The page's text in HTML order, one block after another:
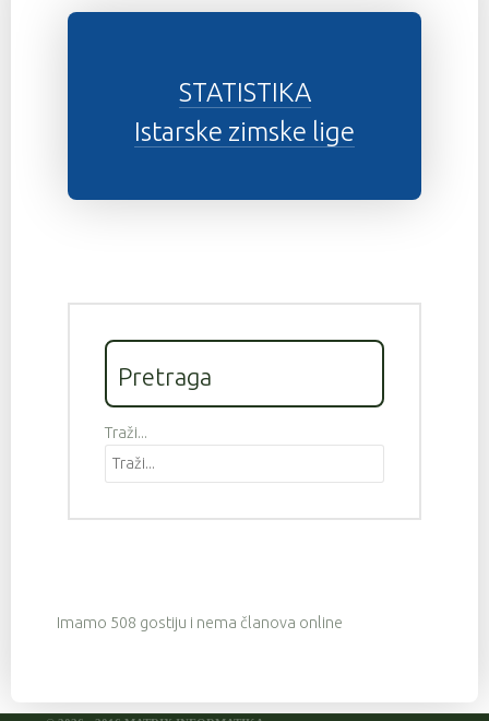
STATISTIKA
Istarske zimske lige
Pretraga
Traži...
Imamo 508 gostiju i nema članova online